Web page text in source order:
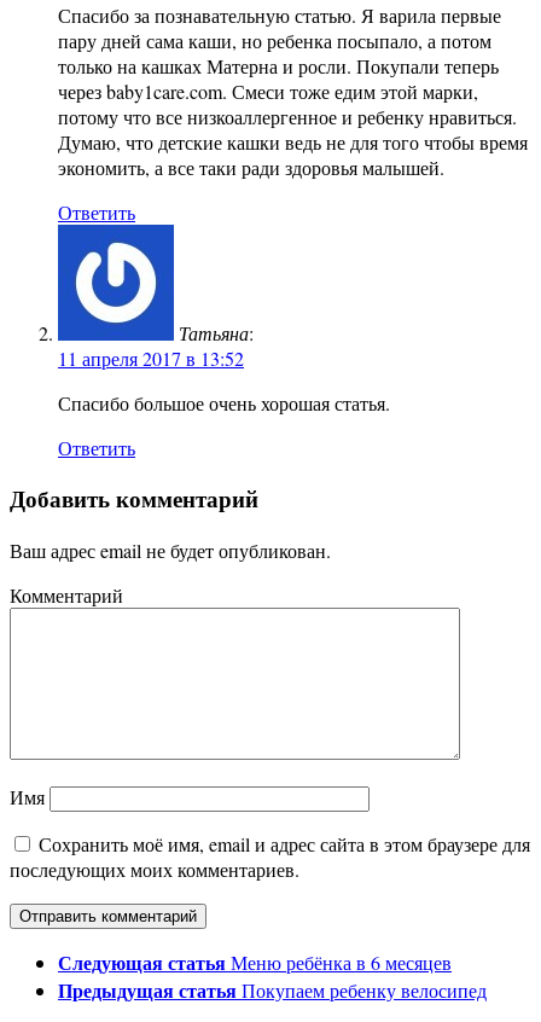
Спасибо за познавательную статью. Я варила первые
пару дней сама каши, но ребенка посыпало, а потом
только на кашках Матерна и росли. Покупали теперь
через baby1care.com. Смеси тоже едим этой марки,
потому что все низкоаллергенное и ребенку нравиться.
Думаю, что детские кашки ведь не для того чтобы время
экономить, а все таки ради здоровья малышей.
Ответить
Татьяна:
11 апреля 2017 в 13:52
Спасибо большое очень хорошая статья.
Ответить
Добавить комментарий
Ваш адрес email не будет опубликован.
Комментарий
Имя
Сохранить моё имя, email и адрес сайта в этом браузере для
последующих моих комментариев.
Следующая статьяМеню ребёнка в 6 месяцев
Предыдущая статьяПокупаем ребенку велосипед